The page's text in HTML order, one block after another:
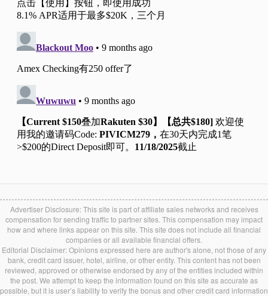
Advertiser Disclosure: This site is part of affiliate sales networks and receives
compensation for sending traffic to partner sites. This compensation may impact
how and where links appear on this site. This site does not include all financial
companies or all available financial offers.
Editorial Disclaimer: Opinions expressed here are author's alone, not those of any
bank, credit card issuer, hotel, airline, or other entity. This content has not been
reviewed, approved or otherwise endorsed by any of the entities included within
the post. We attempt to keep the information found on this site as accurate as
possible, but it is user’s liability to verify the bonus and other credit card information